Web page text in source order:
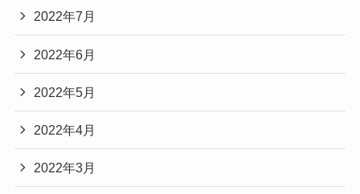
2022年7月
2022年6月
2022年5月
2022年4月
2022年3月